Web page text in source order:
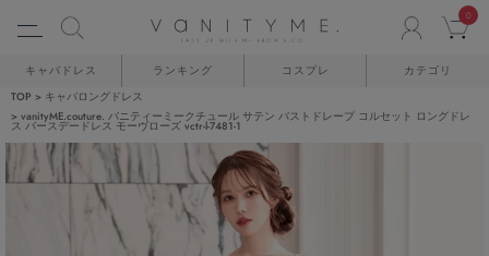
0
キャバドレス ランキング コスプレ カテゴリ
TOP
キャバロングドレス
vanityME.couture. バニティーミークチュール サテン バストドレープ コルセット ロングドレ
ス バースデードレス モーヴローズ vctr-l-7481-1